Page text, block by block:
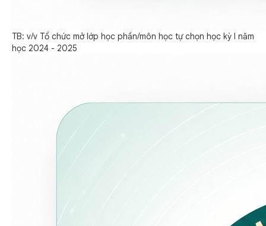
TB: v/v Tổ chức mở lớp học phần/môn học tự chọn học kỳ I năm
học 2024 - 2025